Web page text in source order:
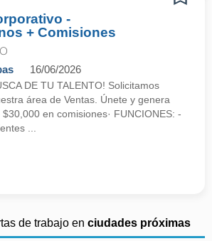
-
+ Comisiones
16/06/2026
DE TU TALENTO! Solicitamos
área de Ventas. Únete y genera
en comisiones· FUNCIONES: -
...
de trabajo en ciudades próximas